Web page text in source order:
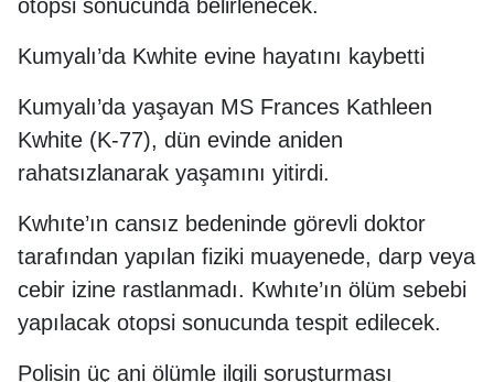
otopsi sonucunda belirlenecek.
Kumyalı’da Kwhite evine hayatını kaybetti
Kumyalı’da yaşayan MS Frances Kathleen
Kwhite (K-77), dün evinde aniden
rahatsızlanarak yaşamını yitirdi.
Kwhıte’ın cansız bedeninde görevli doktor
tarafından yapılan fiziki muayenede, darp veya
cebir izine rastlanmadı. Kwhıte’ın ölüm sebebi
yapılacak otopsi sonucunda tespit edilecek.
Polisin üç ani ölümle ilgili soruşturması